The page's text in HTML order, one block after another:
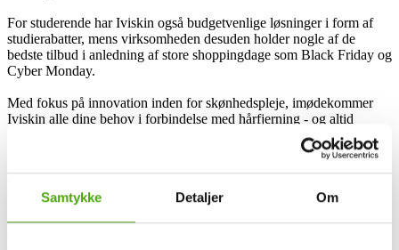
Samtykke Detaljer Om
For studerende har Iviskin også budgetvenlige løsninger i form af
studierabatter, mens virksomheden desuden holder nogle af de
bedste tilbud i anledning af store shoppingdage som Black Friday og
Cyber Monday.
Med fokus på innovation inden for skønhedspleje, imødekommer
Iviskin alle dine behov i forbindelse med hårfjerning - og altid
tilbyde dig en fremragende oplevelse med deres rabatkoder og deals.
Få rabat på Iviskin med Savier